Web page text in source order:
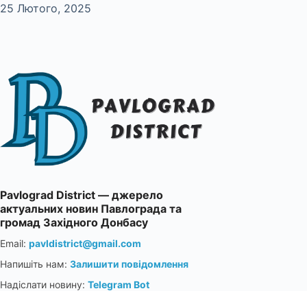
25 Лютого, 2025
Pavlograd District — джерело
актуальних новин Павлограда та
громад Західного Донбасу
Email: pavldistrict@gmail.com
Напишіть нам: Залишити повідомлення
Надіслати новину: Telegram Bot